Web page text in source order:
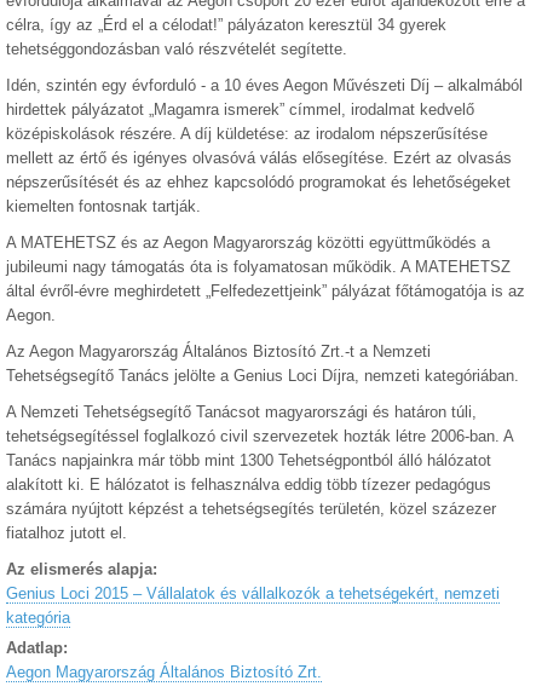
célra, így az „Érd el a célodat!” pályázaton keresztül 34 gyerek
tehetséggondozásban való részvételét segítette.
Idén, szintén egy évforduló - a 10 éves Aegon Művészeti Díj – alkalmából
hirdettek pályázatot „Magamra ismerek” címmel, irodalmat kedvelő
középiskolások részére. A díj küldetése: az irodalom népszerűsítése
mellett az értő és igényes olvasóvá válás elősegítése. Ezért az olvasás
népszerűsítését és az ehhez kapcsolódó programokat és lehetőségeket
kiemelten fontosnak tartják.
A MATEHETSZ és az Aegon Magyarország közötti együttműködés a
jubileumi nagy támogatás óta is folyamatosan működik. A MATEHETSZ
által évről-évre meghirdetett „Felfedezettjeink” pályázat főtámogatója is az
Aegon.
Az Aegon Magyarország Általános Biztosító Zrt.-t a Nemzeti
Tehetségsegítő Tanács jelölte a Genius Loci Díjra, nemzeti kategóriában.
A Nemzeti Tehetségsegítő Tanácsot magyarországi és határon túli,
tehetségsegítéssel foglalkozó civil szervezetek hozták létre 2006-ban. A
Tanács napjainkra már több mint 1300 Tehetségpontból álló hálózatot
alakított ki. E hálózatot is felhasználva eddig több tízezer pedagógus
számára nyújtott képzést a tehetségsegítés területén, közel százezer
fiatalhoz jutott el.
Az elismerés alapja:
Genius Loci 2015 – Vállalatok és vállalkozók a tehetségekért, nemzeti
kategória
Adatlap:
Aegon Magyarország Általános Biztosító Zrt.